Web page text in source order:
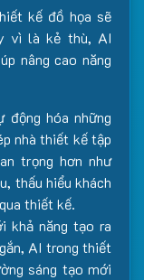
kế đồ họa sẽ
vì là kẻ thù, AI
nâng cao năng
hóa những
nhà thiết kế tập
trọng hơn như
thấu hiểu khách
thiết kế.
khả năng tạo ra
AI trong thiết
sáng tạo mới